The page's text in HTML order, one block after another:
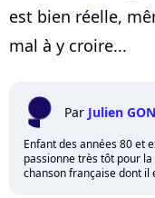
est bien réelle,
mal à y croire...
Par Julien
Enfant des années 80 et
passionne très tôt pour
chanson française dont il